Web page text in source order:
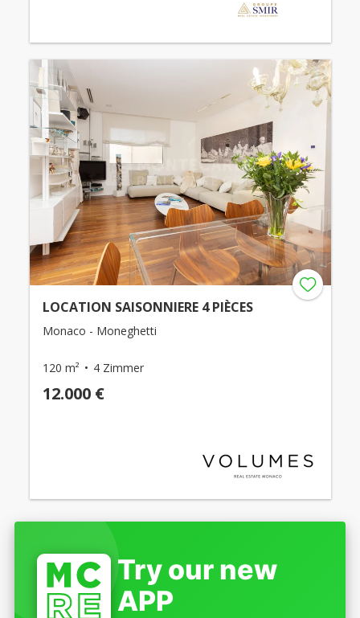
LOCATION SAISONNIERE 4 PIÈCES
Monaco - Moneghetti
120 m² 4 Zimmer
12.000 €
Try our new
APP